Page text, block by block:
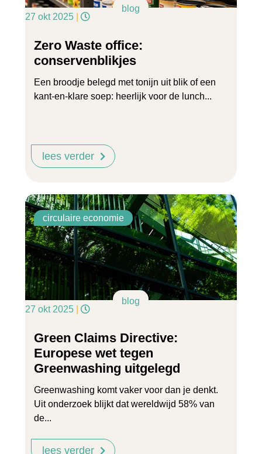
blog
27 okt 2025
Zero Waste office:
conservenblikjes
Een broodje belegd met tonijn uit blik of een
kant-en-klare soep: heerlijk voor de lunch...
lees verder
circulaire economie
blog
27 okt 2025
Green Claims Directive:
Europese wet tegen
Greenwashing uitgelegd
Greenwashing komt vaker voor dan je denkt.
Uit onderzoek blijkt dat wereldwijd 58% van
de...
lees verder